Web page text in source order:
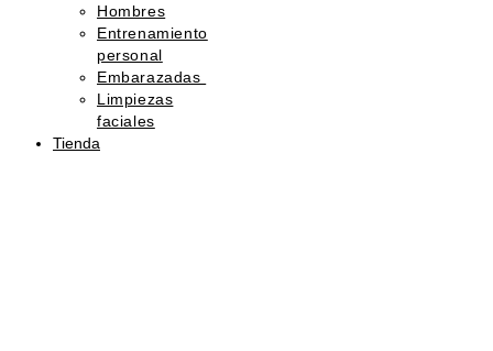
Hombres
Entrenamiento
personal
Embarazadas
Limpiezas
faciales
Tienda